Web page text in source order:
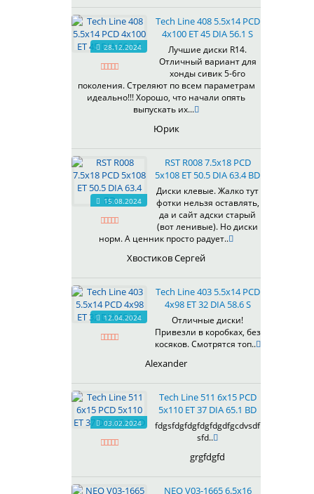
545
546
547
548
573
574
575
602
604
607
614
622
624
625
626
628
629
633
634
635
28.12.2024
Tech Line 408 5.5x14 PCD
4x100 ET 45 DIA 56.1 S
Лучшие диски R14.
Отличный вариант для
хонды сивик 5-6го
поколения. Стреляют по всем параметрам
идеально!!! Хорошо, что начали опять
выпускать их...
Юрик
15.08.2024
RST R008 7.5x18 PCD
5x108 ET 50.5 DIA 63.4 BD
Диски клевые. Жалко тут
фотки нельзя оставлять,
да и сайт адски старый
(вот ленивые). Но диски
норм. А ценник просто радует..
Хвостиков Сергей
12.04.2024
Tech Line 403 5.5x14 PCD
4x98 ET 32 DIA 58.6 S
Отличные диски!
Привезли в коробках, без
косяков. Смотрятся топ..
Alexander
03.02.2024
Tech Line 511 6x15 PCD
5x110 ET 37 DIA 65.1 BD
fdgsfdgfdgfdgfdgdfgcdvsdf
sfd..
grgfdgfd
NEO V03-1665 6.5x16